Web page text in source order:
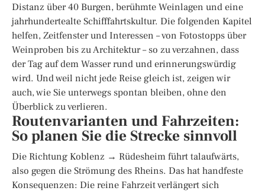
Distanz über 40 Burgen, berühmte Weinlagen und eine
jahrhundertealte Schifffahrtskultur. Die folgenden Kapitel
helfen, Zeitfenster und Interessen – von Fotostopps über
Weinproben bis zu Architektur – so zu verzahnen, dass
der Tag auf dem Wasser rund und erinnerungswürdig
wird. Und weil nicht jede Reise gleich ist, zeigen wir
auch, wie Sie unterwegs spontan bleiben, ohne den
Überblick zu verlieren.
Routenvarianten und Fahrzeiten:
So planen Sie die Strecke sinnvoll
Die Richtung Koblenz → Rüdesheim führt talaufwärts,
also gegen die Strömung des Rheins. Das hat handfeste
Konsequenzen: Die reine Fahrzeit verlängert sich